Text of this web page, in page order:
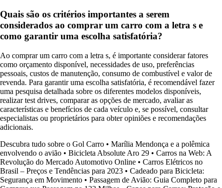
Quais são os critérios importantes a serem
considerados ao comprar um carro com a letra s e
como garantir uma escolha satisfatória?
Ao comprar um carro com a letra s, é importante considerar fatores
como orçamento disponível, necessidades de uso, preferências
pessoais, custos de manutenção, consumo de combustível e valor de
revenda. Para garantir uma escolha satisfatória, é recomendável fazer
uma pesquisa detalhada sobre os diferentes modelos disponíveis,
realizar test drives, comparar as opções de mercado, avaliar as
características e benefícios de cada veículo e, se possível, consultar
especialistas ou proprietários para obter opiniões e recomendações
adicionais.
Descubra tudo sobre o Gol Carro • Marília Mendonça e a polêmica
envolvendo o avião • Bicicleta Absolute Aro 29 • Carros na Web: A
Revolução do Mercado Automotivo Online • Carros Elétricos no
Brasil – Preços e Tendências para 2023 • Cadeado para Bicicleta:
Segurança em Movimento • Passagem de Avião: Guia Completo para